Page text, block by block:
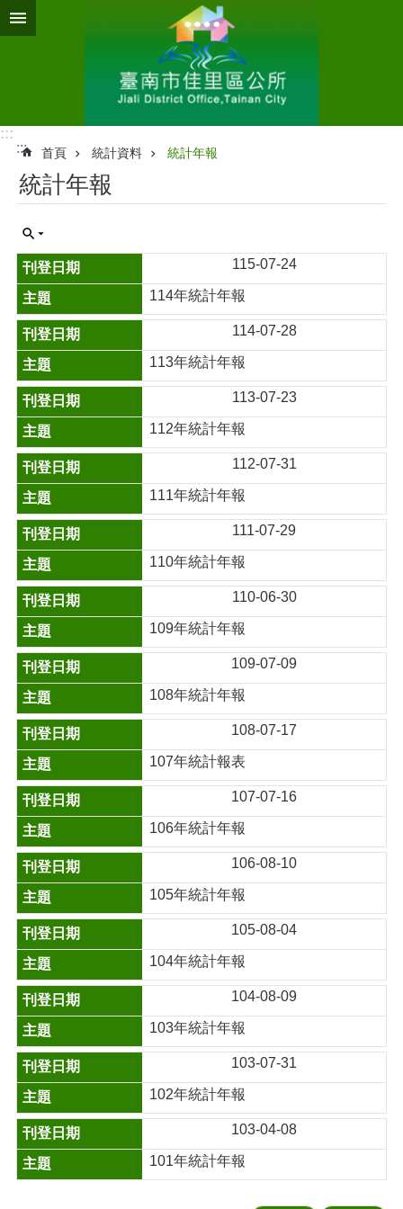
跳到主要內容區塊
:::
:::
首頁 統計資料 統計年報
統計年報
115-07-24
114年統計年報
114-07-28
113年統計年報
113-07-23
112年統計年報
112-07-31
111年統計年報
111-07-29
110年統計年報
110-06-30
109年統計年報
109-07-09
108年統計年報
108-07-17
107年統計報表
107-07-16
106年統計年報
106-08-10
105年統計年報
105-08-04
104年統計年報
104-08-09
103年統計年報
103-07-31
102年統計年報
103-04-08
101年統計年報